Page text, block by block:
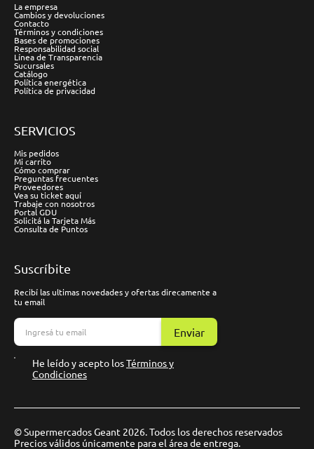
La empresa
Cambios y devoluciones
Contacto
Términos y condiciones
Bases de promociones
Responsabilidad social
Línea de Transparencia
Sucursales
Catálogo
Política energética
Política de privacidad
SERVICIOS
Mis pedidos
Mi carrito
Cómo comprar
Preguntas frecuentes
Proveedores
Vea su ticket aquí
Trabaje con nosotros
Portal GDU
Solicitá la Tarjeta Más
Consulta de Puntos
Suscríbite
Recibí las ultimas novedades y ofertas direcamente a
tu email
Enviar
He leído y acepto losTérminos y
Condiciones
© Supermercados Geant 2026. Todos los derechos reservados
Precios válidos únicamente para el área de entrega.